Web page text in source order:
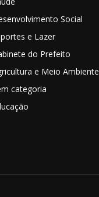
Social
e Lazer
do Prefeito
e Meio Ambiente
categoria